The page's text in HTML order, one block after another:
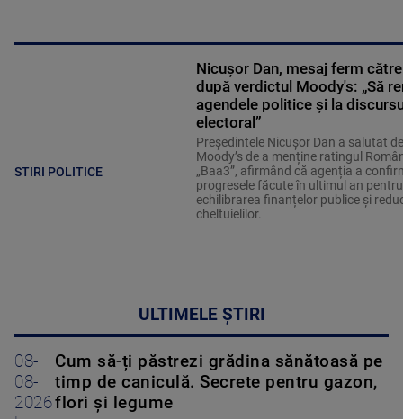
STIRI POLITICE
Nicușor Dan, mesaj ferm
după verdictul Moody's: „Să
agendele politice şi la
electoral”
Președintele Nicușor Dan a salutat
Moody’s de a menține ratingul
„Baa3”, afirmând că agenția a
progresele făcute în ultimul an pentru
echilibrarea finanțelor publice și
cheltuielilor.
ULTIMELE ȘTIRI
08-
08-
2026
Cum să-ți păstrezi grădina sănătoasă pe
timp de caniculă. Secrete pentru gazon,
flori și legume